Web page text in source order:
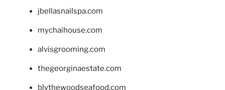
jbellasnailspa.com
mychaihouse.com
alvisgrooming.com
thegeorginaestate.com
blythewoodseafood.com